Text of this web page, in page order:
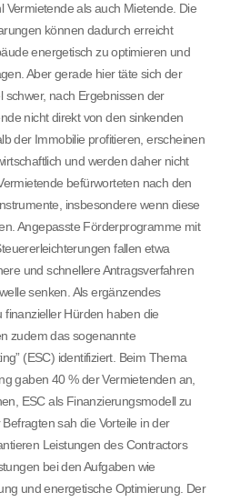
Vermietende als auch Mietende. Die
können dadurch erreicht
energetisch zu optimieren und
Aber gerade hier täte sich der
schwer, nach Ergebnissen der
nicht direkt von den sinkenden
der Immobilie profitieren, erscheinen
und werden daher nicht
befürworteten nach den
insbesondere wenn diese
Angepasste Förderprogramme mit
fallen etwa
und schnellere Antragsverfahren
senken. Als ergänzendes
finanzieller Hürden haben die
zudem das sogenannte
(ESC) identifiziert. Beim Thema
gaben 40 % der Vermietenden an,
ESC als Finanzierungsmodell zu
sah die Vorteile in der
Leistungen des Contractors
bei den Aufgaben wie
und energetische Optimierung. Der